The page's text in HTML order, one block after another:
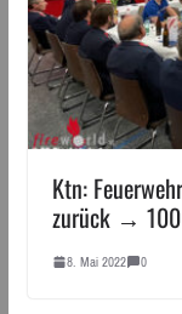
Ktn:
zurück → 100
8. Mai 2022 0